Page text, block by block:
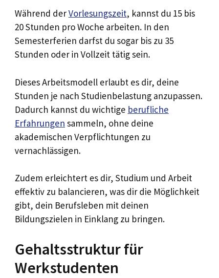
Während derVorlesungszeit, kannst du 15 bis
20 Stunden pro Woche arbeiten. In den
Semesterferien darfst du sogar bis zu 35
Stunden oder in Vollzeit tätig sein.
Dieses Arbeitsmodell erlaubt es dir, deine
Stunden je nach Studienbelastung anzupassen.
Dadurch kannst du wichtige berufliche
Erfahrungen sammeln, ohne deine
akademischen Verpflichtungen zu
vernachlässigen.
Zudem erleichtert es dir, Studium und Arbeit
effektiv zu balancieren, was dir die Möglichkeit
gibt, dein Berufsleben mit deinen
Bildungszielen in Einklang zu bringen.
Gehaltsstruktur für
Werkstudenten